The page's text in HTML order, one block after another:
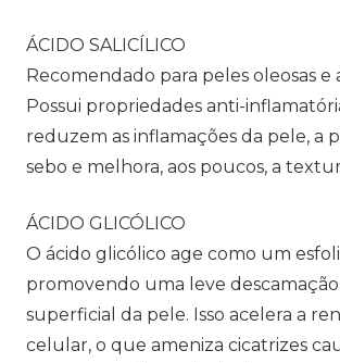
ÁCIDO SALICÍLICO
Recomendado para peles oleosas e
Possui propriedades anti-
reduzem as inflamações da pele, a
sebo e melhora, aos poucos, a
ÁCIDO GLICÓLICO
O ácido glicólico age como um
promovendo uma leve
superficial da pele. Isso acelera a
celular, o que ameniza cicatrizes